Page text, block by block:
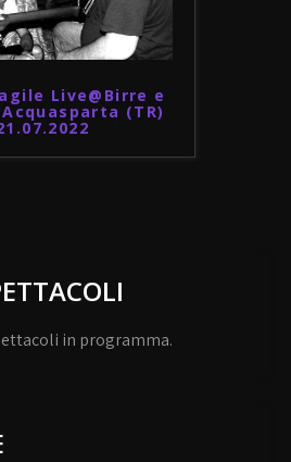
Live@Birre e
(TR)
in programma.